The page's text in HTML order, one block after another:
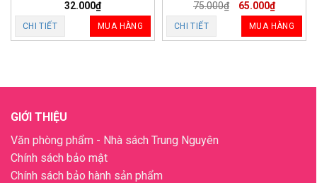
32.000₫
CHI TIẾT MUA HÀNG
75.000₫ 65.000₫
CHI TIẾT MUA HÀNG
GIỚI THIỆU
Văn phòng phẩm - Nhà sách Trung Nguyên
Chính sách bảo mật
Chính sách bảo hành sản phẩm